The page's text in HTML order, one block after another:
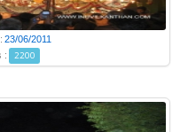
23/06/2011
:
2200